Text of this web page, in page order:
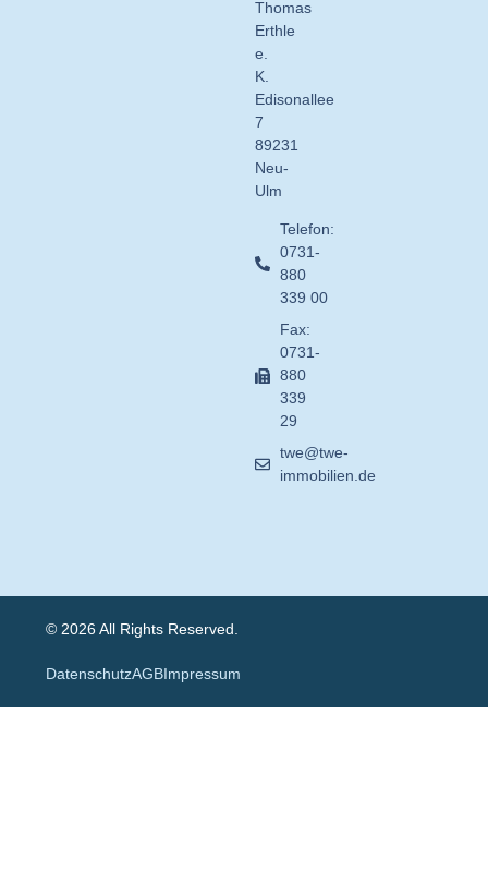
Thomas
Erthle
e.
K.
Edisonallee
7
89231
Neu-
Ulm
Telefon:
0731-
880
339 00
Fax:
0731-
880
339
29
twe@twe-
immobilien.de
© 2026 All Rights Reserved.
DatenschutzAGBImpressum